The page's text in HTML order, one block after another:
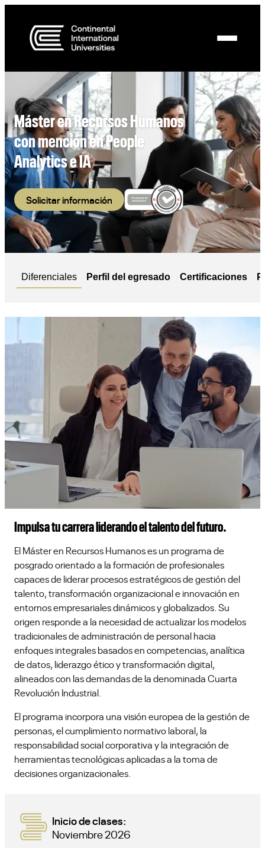
Máster en Recursos Humanos
con mención en People
Analytics e IA
Solicitar información
Diferenciales Perfil del egresado Certificaciones
Impulsa tu carrera liderando el talento del futuro.
El Máster en Recursos Humanos es un programa de
posgrado orientado a la formación de profesionales
capaces de liderar procesos estratégicos de gestión del
talento, transformación organizacional e innovación en
entornos empresariales dinámicos y globalizados. Su
origen responde a la necesidad de actualizar los modelos
tradicionales de administración de personal hacia
enfoques integrales basados en competencias, analítica
de datos, liderazgo ético y transformación digital,
alineados con las demandas de la denominada Cuarta
Revolución Industrial.
El programa incorpora una visión europea de la gestión de
personas, el cumplimiento normativo laboral, la
responsabilidad social corporativa y la integración de
herramientas tecnológicas aplicadas a la toma de
decisiones organizacionales.
Inicio de clases:
Noviembre 2026